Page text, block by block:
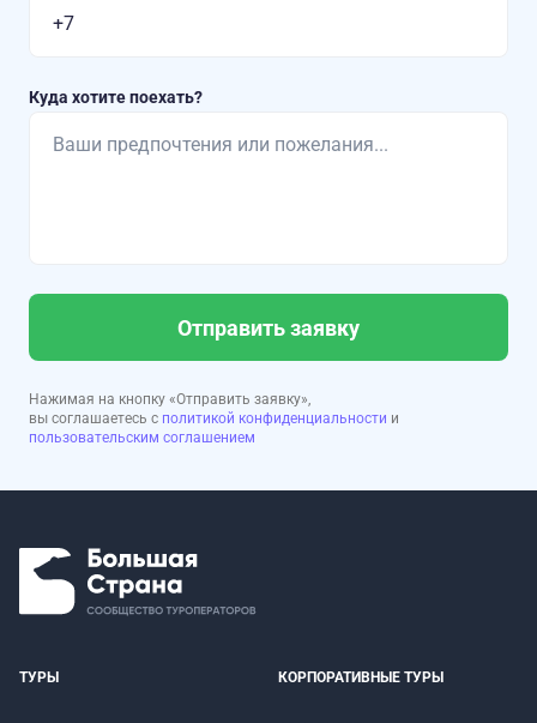
Куда хотите поехать?
Отправить заявку
Нажимая на кнопку «Отправить заявку»,
вы соглашаетесь с политикой конфиденциальности и
пользовательским соглашением
ТУРЫ КОРПОРАТИВНЫЕ ТУРЫ